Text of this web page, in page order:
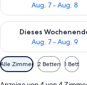
Aug. 7 - Aug. 8
Dieses
Aug. 7 - Aug. 9
Überprüfe die
Verfügbare
Filter
für
Alle Zimmer 2 Betten 1 Bett